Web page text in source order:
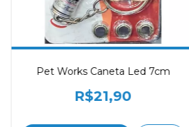
Pet Works Caneta Led 7cm
R$21,90